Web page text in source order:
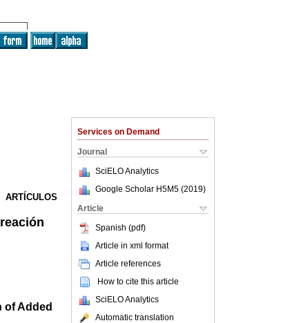
Services on Demand
Journal
SciELO Analytics
Google Scholar H5M5 (2019)
Article
Spanish (pdf)
Article in xml format
Article references
How to cite this article
SciELO Analytics
Automatic translation
ARTÍCULOS
of Added